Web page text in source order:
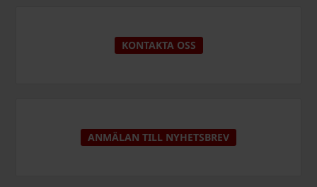
KONTAKTA OSS
ANMÄLAN TILL NYHETSBREV